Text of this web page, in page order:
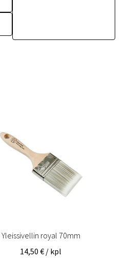
Yleissivellin royal 70mm
14,50€ / kpl